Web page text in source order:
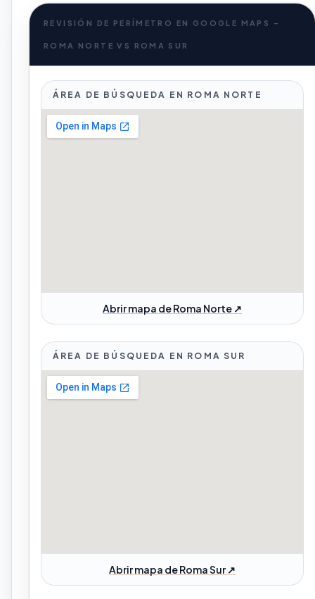
REVISIÓN DE PERÍMETRO EN GOOGLE MAPS -
ROMA NORTE VS ROMA SUR
ÁREA DE BÚSQUEDA EN ROMA NORTE
Abrir mapa de Roma Norte ↗
ÁREA DE BÚSQUEDA EN ROMA SUR
Abrir mapa de Roma Sur ↗